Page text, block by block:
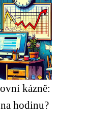
kázně:
hodinu?